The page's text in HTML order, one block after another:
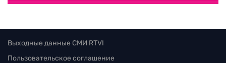
Выходные данные СМИ RTVI
Пользовательское соглашение